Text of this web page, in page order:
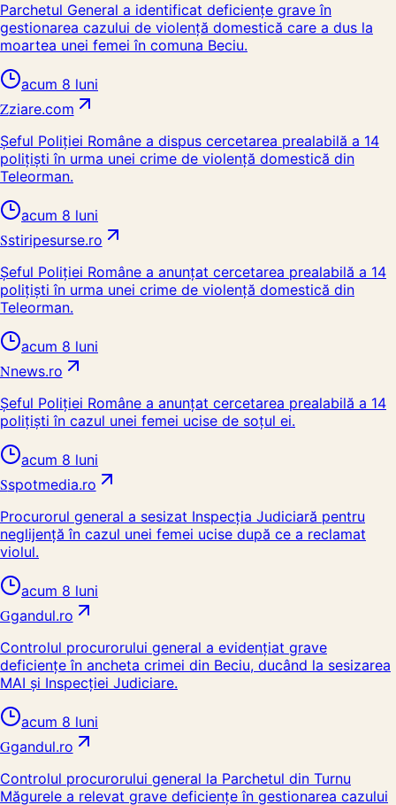
Parchetul General a identificat deficiențe grave în
gestionarea cazului de violență domestică care a dus la
moartea unei femei în comuna Beciu.
acum 8 luni
Zziare.com
Şeful Poliţiei Române a dispus cercetarea prealabilă a 14
poliţişti în urma unei crime de violenţă domestică din
Teleorman.
acum 8 luni
Sstiripesurse.ro
Şeful Poliţiei Române a anunţat cercetarea prealabilă a 14
poliţişti în urma unei crime de violenţă domestică din
Teleorman.
acum 8 luni
Nnews.ro
Şeful Poliţiei Române a anunţat cercetarea prealabilă a 14
poliţişti în cazul unei femei ucise de soţul ei.
acum 8 luni
Sspotmedia.ro
Procurorul general a sesizat Inspecția Judiciară pentru
neglijență în cazul unei femei ucise după ce a reclamat
violul.
acum 8 luni
Ggandul.ro
Controlul procurorului general a evidențiat grave
deficiențe în ancheta crimei din Beciu, ducând la sesizarea
MAI și Inspecției Judiciare.
acum 8 luni
Ggandul.ro
Controlul procurorului general la Parchetul din Turnu
Măgurele a relevat grave deficiențe în gestionarea cazului